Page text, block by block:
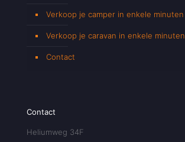
Verkoop je camper in enkele minuten
Verkoop je caravan in enkele minuten
Contact
Contact
Heliumweg 34F